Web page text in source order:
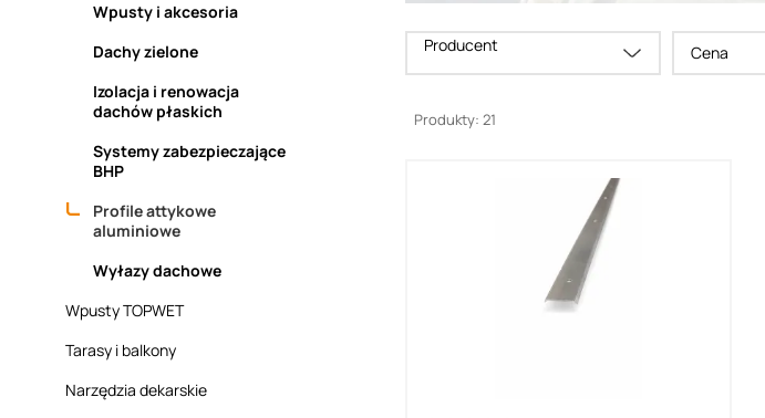
Wpusty i akcesoria
Dachy zielone
Izolacja i renowacja
dachów płaskich
Systemy zabezpieczające
BHP
Profile attykowe
aluminiowe
Wyłazy dachowe
Wpusty TOPWET
Tarasy i balkony
Narzędzia dekarskie
Producent Cena
Produkty: 21